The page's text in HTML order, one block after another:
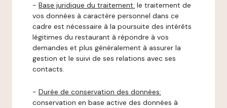
- Base juridique du traitement: le traitement de
vos données à caractère personnel dans ce
cadre est nécessaire à la poursuite des intérêts
légitimes du restaurant à répondre à vos
demandes et plus généralement à assurer la
gestion et le suivi de ses relations avec ses
contacts.
- Durée de conservation des données:
conservation en base active des données à